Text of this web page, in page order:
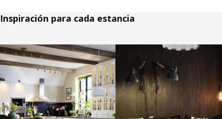
Inspiración para cada estancia
Saltar listado